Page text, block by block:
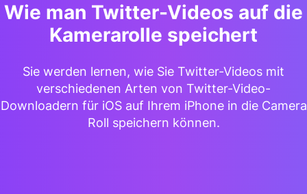
Wie man Twitter-Videos auf die
Kamerarolle speichert
Sie werden lernen, wie Sie Twitter-Videos mit
verschiedenen Arten von Twitter-Video-
Downloadern für iOS auf Ihrem iPhone in die Camera
Roll speichern können.